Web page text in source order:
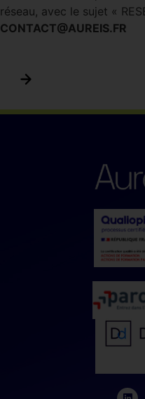
réseau, avec le sujet «
CONTACT@AUREIS.FR